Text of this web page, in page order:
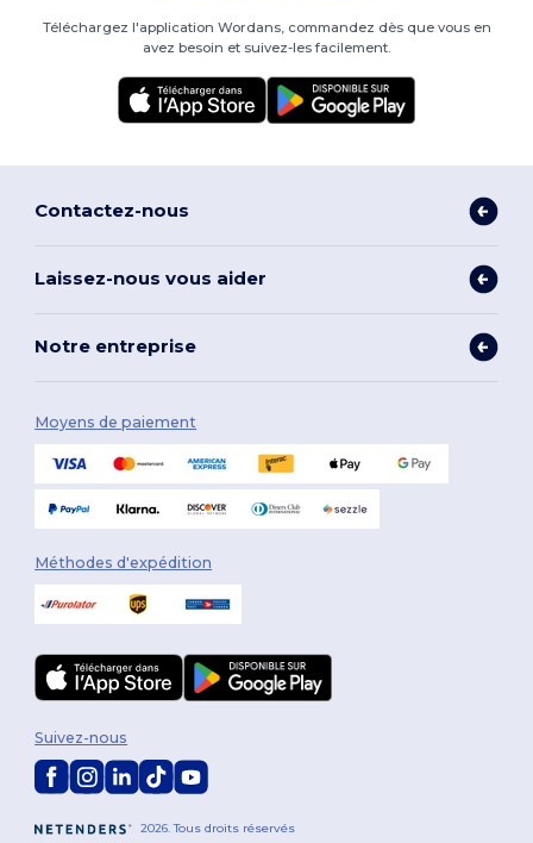
Téléchargez l'application Wordans, commandez dès que vous en
avez besoin et suivez-les facilement.
Contactez-nous
Laissez-nous vous aider
Notre entreprise
Moyens de paiement
Méthodes d'expédition
2026. Tous droits réservés
Suivez-nous